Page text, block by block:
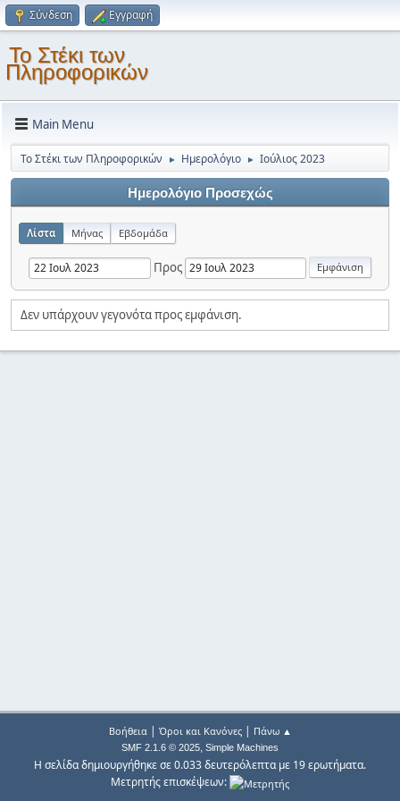
Σύνδεση Εγγραφή
Το Στέκι των
Πληροφορικών
Main Menu
Το Στέκι των Πληροφορικών ► Ημερολόγιο ► Ιούλιος 2023
Ημερολόγιο Προσεχώς
Λίστα Μήνας Εβδομάδα
Προς
Δεν υπάρχουν γεγονότα προς εμφάνιση.
Βοήθεια| Όροι και Κανόνες| Πάνω ▲
SMF 2.1.6 © 2025, Simple Machines
Η σελίδα δημιουργήθηκε σε 0.033 δευτερόλεπτα με 19 ερωτήματα.
Μετρητής επισκέψεων: